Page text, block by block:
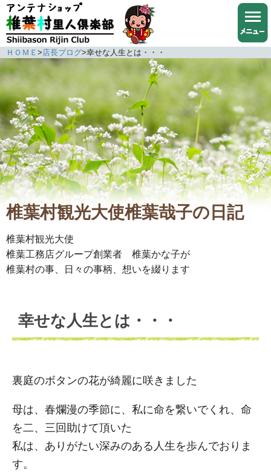
ＨＯＭＥ >店長ブログ>幸せな人生とは・・・
椎葉村観光大使椎葉哉子の日記
椎葉村観光大使
椎葉工務店グループ創業者 椎葉かな子が
椎葉村の事、日々の事柄、想いを綴ります
幸せな人生とは・・・
裏庭のボタンの花が綺麗に咲きました
母は、春爛漫の季節に、私に命を繋いでくれ、命
を二、三回助けて頂いた
私は、ありがたい深みのある人生を歩んでおりま
す。